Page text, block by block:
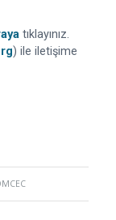
tıklayınız.
) ile iletişime